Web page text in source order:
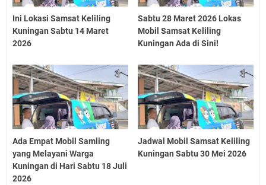
Ini Lokasi Samsat Keliling
Kuningan Sabtu 14 Maret
2026
Sabtu 28 Maret 2026 Lokas
Mobil Samsat Keliling
Kuningan Ada di Sini!
Ada Empat Mobil Samling
yang Melayani Warga
Kuningan di Hari Sabtu 18 Juli
2026
Jadwal Mobil Samsat Keliling
Kuningan Sabtu 30 Mei 2026